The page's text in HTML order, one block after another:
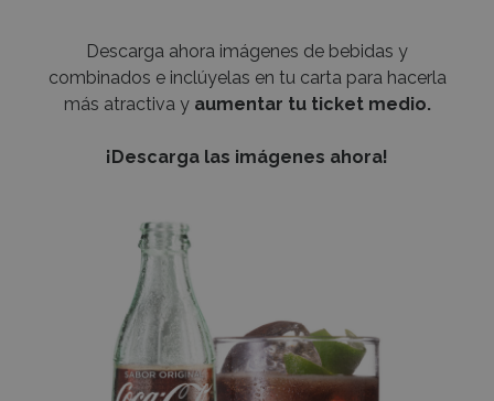
Descarga ahora imágenes de bebidas y
combinados e inclúyelas en tu carta para hacerla
más atractiva yaumentar tu ticket medio.
¡Descarga las imágenes ahora!